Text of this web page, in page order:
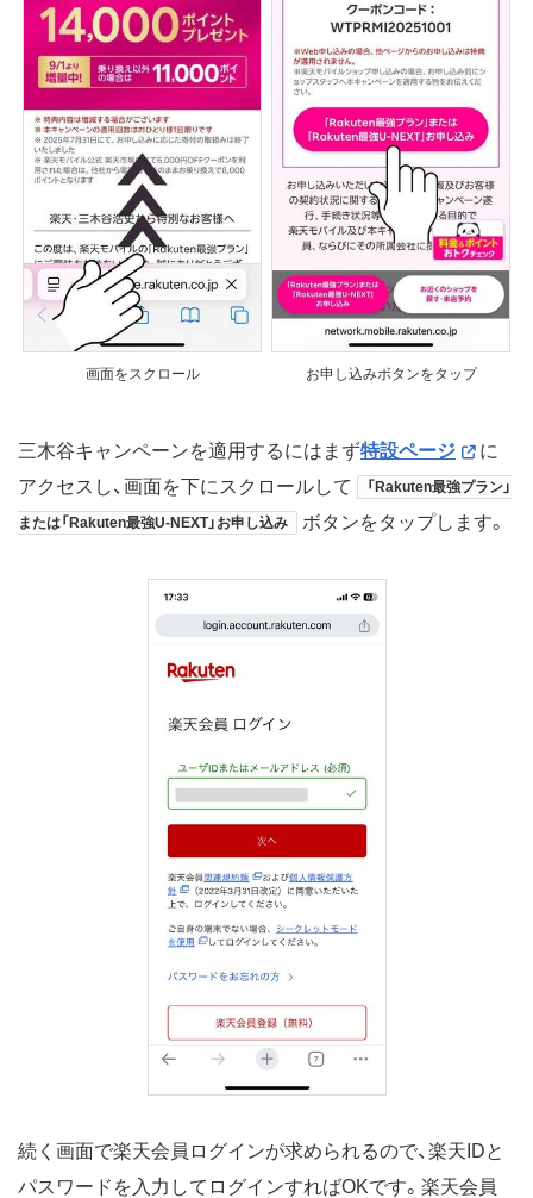
画面をスクロール お申し込みボタンをタップ
三木谷キャンペーンを適用するにはまず特設ページ
に
アクセスし、画面を下にスクロールして
「Rakuten最強プラン」
または「Rakuten最強U-NEXT」お申し込み ボタンをタップします。
続く画面で楽天会員ログインが求められるので、楽天IDと
パスワードを入力してログインすればOKです。楽天会員